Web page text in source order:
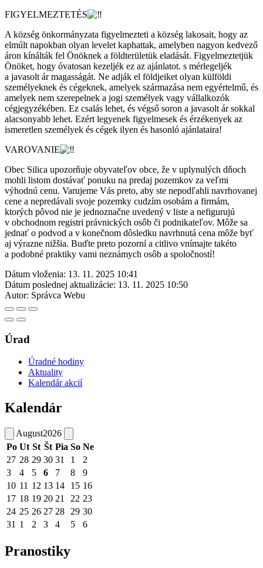
FIGYELMEZTETÉS
A község önkormányzata figyelmezteti a község lakosait, hogy az
elmúlt napokban olyan levelet kaphattak, amelyben nagyon kedvező
áron kínálták fel Önöknek a földterületük eladását. Figyelmeztetjük
Önöket, hogy óvatosan kezeljék ez az ajánlatot. s mérlegeljék
a javasolt ár magasságát. Ne adják el földjeiket olyan külföldi
személyeknek és cégeknek, amelyek származása nem egyértelmű, és
amelyek nem szerepelnek a jogi személyek vagy vállalkozók
cégjegyzékében. Ez csalás lehet, és végső soron a javasolt ár sokkal
alacsonyabb lehet. Ezért legyenek figyelmesek és érzékenyek az
ismeretlen személyek és cégek ilyen és hasonló ajánlataira!
VAROVANIE
Obec Silica upozorňuje obyvateľov obce, že v uplynulých dňoch
mohli listom dostávať ponuku na predaj pozemkov za veľmi
výhodnú cenu. Varujeme Vás preto, aby ste nepodľahli navrhovanej
cene a nepredávali svoje pozemky cudzím osobám a firmám,
ktorých pôvod nie je jednoznačne uvedený v liste a nefigurujú
v obchodnom registri právnických osôb či podnikateľov. Môže sa
jednať o podvod a v konečnom dôsledku navrhnutá cena môže byť
aj výrazne nižšia. Buďte preto pozorní a citlivo vnímajte takéto
a podobné praktiky vami neznámych osôb a spoločností!
Dátum vloženia: 13. 11. 2025 10:41
Dátum poslednej aktualizácie: 13. 11. 2025 10:50
Autor: Správca Webu
Úrad
Úradné hodiny
Aktuality
Kalendár akcií
Kalendár
August2026
Po Ut St Št Pia So Ne
27 28 29 30 31 1
2
3
4 5 6 7 8
9
10 11 12 13 14 15 16
17 18 19 20 21 22 23
24 25 26 27 28 29 30
31 1 2 3 4 5 6
Pranostiky